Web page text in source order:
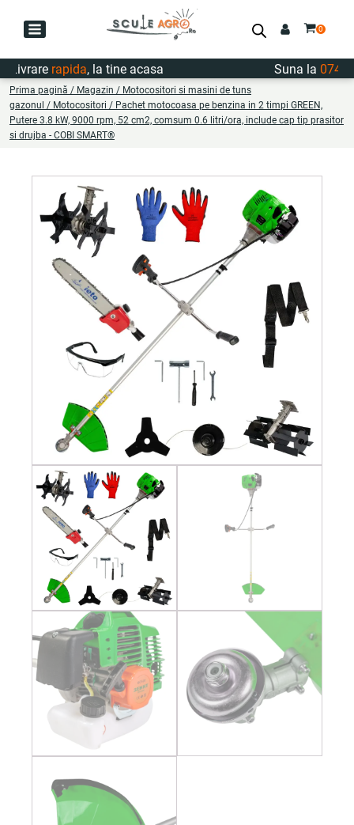
rapida, la tine acasa Suna la
Prima pagină / Magazin / Motocositori si masini de tuns
gazonul / Motocositori / Pachet motocoasa pe benzina in 2 timpi GREEN,
Putere 3.8 kW, 9000 rpm, 52 cm2, comsum 0.6 litri/ora, include cap tip prasitor
si drujba - COBI SMART®